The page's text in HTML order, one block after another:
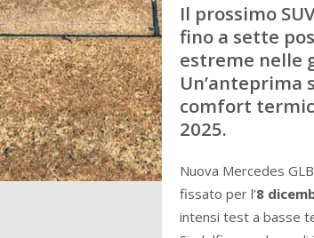
Il prossimo
fino a sette
estreme nelle
Un’anteprima
comfort
2025.
Nuova Mercedes
fissato per l’8
intensi test a basse